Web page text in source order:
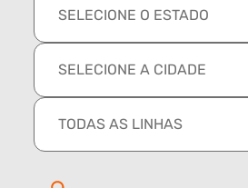
SELECIONE O ESTADO
SELECIONE A CIDADE
TODAS AS LINHAS